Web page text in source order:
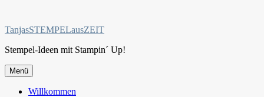
springen
TanjasSTEMPELausZEIT
Stempel-Ideen mit Stampin´ Up!
Menü
Willkommen